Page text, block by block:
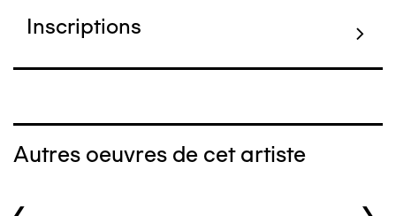
Inscriptions
Autres oeuvres de cet artiste